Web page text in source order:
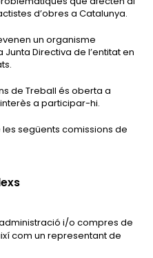
d’obres a Catalunya.
un organisme
Directiva de l’entitat en
de Treball és oberta a
a participar-hi.
següents comissions de
i/o compres de
com un representant de